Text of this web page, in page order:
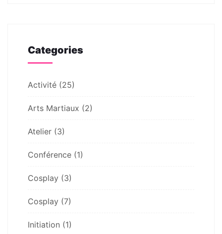
Categories
Activité (25)
Arts Martiaux (2)
Atelier (3)
Conférence (1)
Cosplay (3)
Cosplay (7)
Initiation (1)